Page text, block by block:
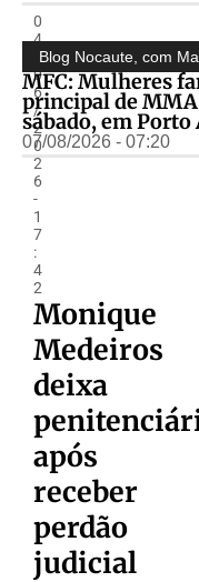
0
4
0
6
/
2
0
2
6
-
1
7
:
4
2
Monique
Medeiros
deixa
após
receber
perdão
judicial
Blog Nocaute, com
MFC: Mulheres
principal de
sábado, em Porto
07/08/2026 - 07:20